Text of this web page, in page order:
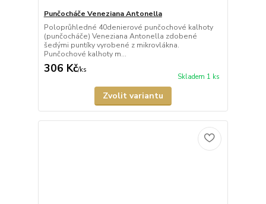
Punčocháče Veneziana Antonella
Poloprůhledné 40denierové punčochové kalhoty
(punčocháče) Veneziana Antonella zdobené
šedými puntíky vyrobené z mikrovlákna.
Punčochové kalhoty m...
306 Kč/ks
Skladem 1 ks
Zvolit variantu